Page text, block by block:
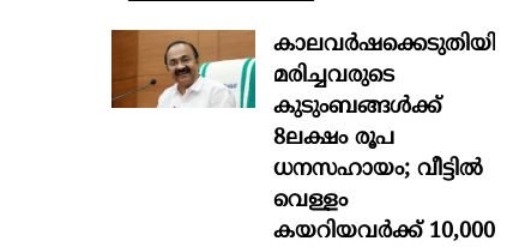
കാലവർഷക്കെടുതിയിൽ
മരിച്ചവരുടെ
കുടുംബങ്ങൾക്ക്
8ലക്ഷം രൂപ
ധനസഹായം; വീട്ടിൽ
വെള്ളം
കയറിയവർക്ക് 10,000